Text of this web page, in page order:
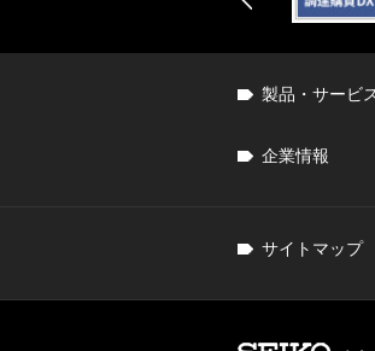
製品・サービ
企業情報
サイトマップ